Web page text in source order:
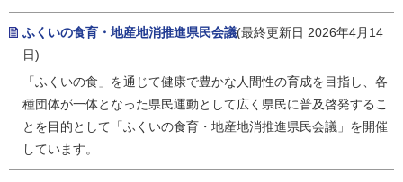
ふくいの食育・地産地消推進県民会議(最終更新日 2026年4月14
日)
「ふくいの食」を通じて健康で豊かな人間性の育成を目指し、各
種団体が一体となった県民運動として広く県民に普及啓発するこ
とを目的として「ふくいの食育・地産地消推進県民会議」を開催
しています。